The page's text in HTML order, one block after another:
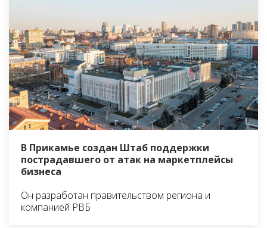
В Прикамье создан Штаб поддержки
пострадавшего от атак на маркетплейсы
бизнеса
Он разработан правительством региона и
компанией РВБ